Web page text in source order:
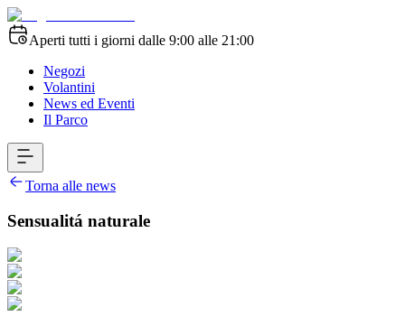
Aperti tutti i giorni dalle 9:00 alle 21:00
Negozi
Volantini
News ed Eventi
Il Parco
Torna alle news
Sensualitá naturale